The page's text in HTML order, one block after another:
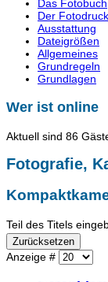
Das Fotobuch
Der Fotodruck
Ausstattung
Dateigrößen
Allgemeines
Grundregeln
Grundlagen
Wer ist online
Aktuell sind 86
Fotografie,
Teil des Titels
Zurücksetzen
Anzeige #